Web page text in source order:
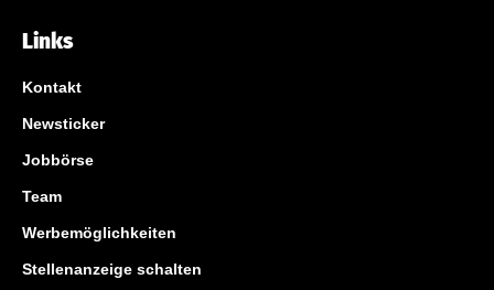
Links
Kontakt
Newsticker
Jobbörse
Team
Werbemöglichkeiten
Stellenanzeige schalten